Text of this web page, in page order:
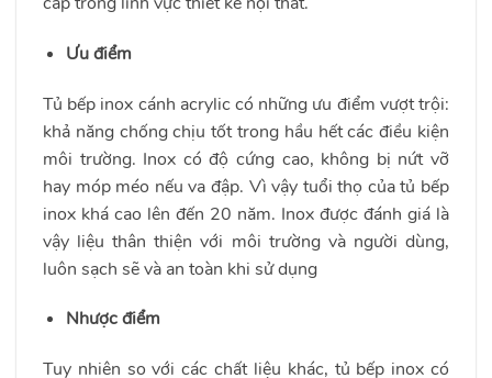
Ưu điểm
Tủ bếp inox cánh acrylic có những ưu điểm vượt trội:
khả năng chống chịu tốt trong hầu hết các điều kiện
môi trường. Inox có độ cứng cao, không bị nứt vỡ
hay móp méo nếu va đập. Vì vậy tuổi thọ của tủ bếp
inox khá cao lên đến 20 năm. Inox được đánh giá là
vậy liệu thân thiện với môi trường và người dùng,
luôn sạch sẽ và an toàn khi sử dụng
Nhược điểm
Tuy nhiên so với các chất liệu khác, tủ bếp inox có